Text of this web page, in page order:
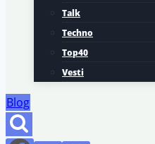
Talk
Techno
Top40
Vesti
Blog